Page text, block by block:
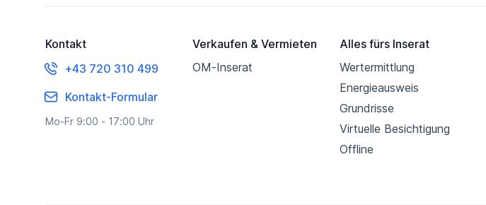
Kontakt
+43 720 310 499
Kontakt-Formular
Mo-Fr 9:00 - 17:00 Uhr
Verkaufen & Vermieten
OM-Inserat
Alles fürs Inserat
Wertermittlung
Energieausweis
Grundrisse
Virtuelle Besichtigung
Offline